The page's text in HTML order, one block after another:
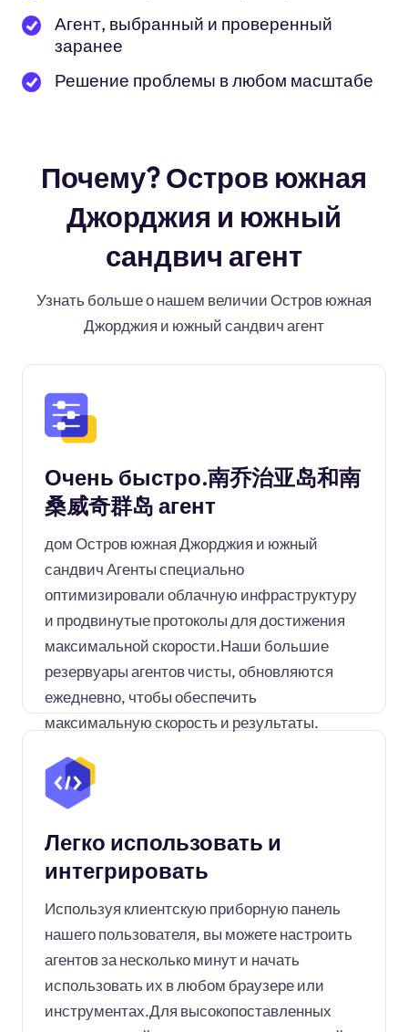
Агент, выбранный и проверенный
заранее
Решение проблемы в любом масштабе
Почему? Остров южная
Джорджия и южный
сандвич агент
Узнать больше о нашем величии Остров южная
Джорджия и южный сандвич агент
Очень быстро.南乔治亚岛和南
桑威奇群岛 агент
дом Остров южная Джорджия и южный
сандвич Агенты специально
оптимизировали облачную инфраструктуру
и продвинутые протоколы для достижения
максимальной скорости.Наши большие
резервуары агентов чисты, обновляются
ежедневно, чтобы обеспечить
максимальную скорость и результаты.
Легко использовать и
интегрировать
Используя клиентскую приборную панель
нашего пользователя, вы можете настроить
агентов за несколько минут и начать
использовать их в любом браузере или
инструментах.Для высокопоставленных